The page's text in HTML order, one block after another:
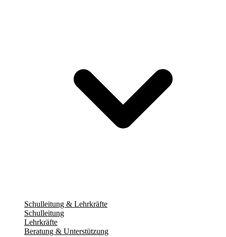
Schulleitung & Lehrkräfte
Schulleitung
Lehrkräfte
Beratung & Unterstützung